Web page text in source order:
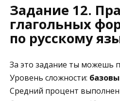
Задание 12.
глагольных
по русскому
За это задание ты можешь
Уровень сложности:
Средний процент